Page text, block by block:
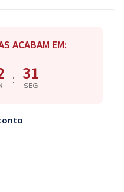
ACABAM EM:
: 30
SEG